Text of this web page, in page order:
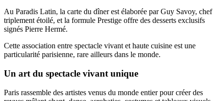
Au Paradis Latin, la carte du dîner est élaborée par Guy Savoy, chef
triplement étoilé, et la formule Prestige offre des desserts exclusifs
signés Pierre Hermé.
Cette association entre spectacle vivant et haute cuisine est une
particularité parisienne, rare ailleurs dans le monde.
Un art du spectacle vivant unique
Paris rassemble des artistes venus du monde entier pour créer des